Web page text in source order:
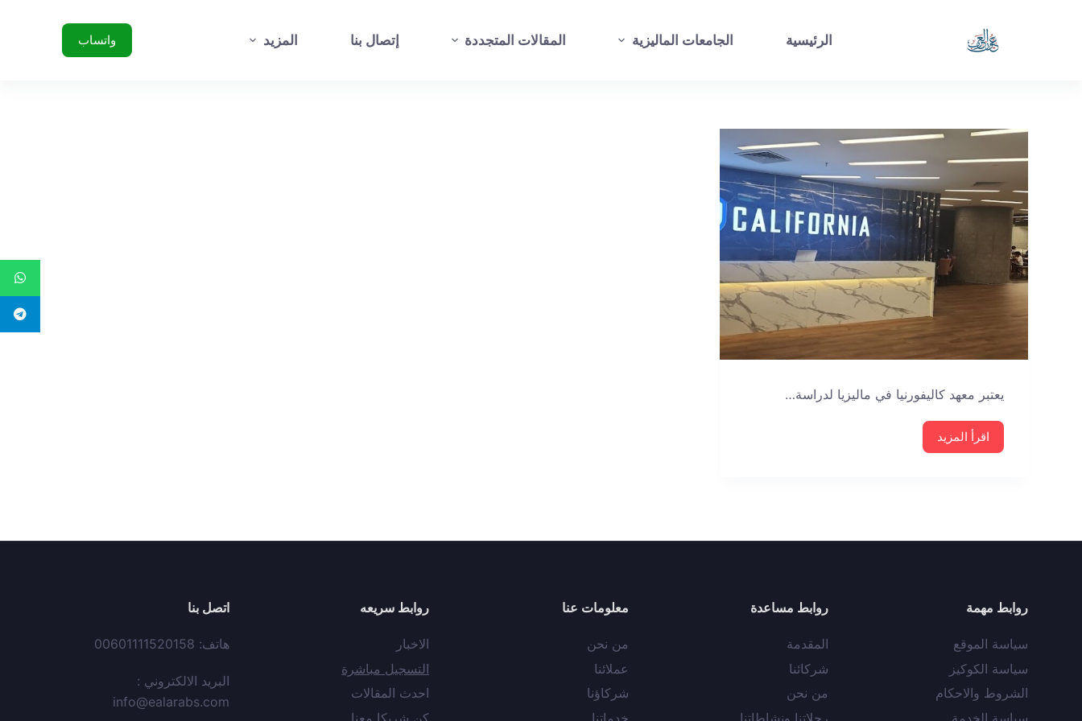
م
ت
و
الرئيسية الجامعات الماليزية المقالات المتجددة إتصال بنا المزيد واتساب
يعتبر معهد كاليفورنيا في ماليزيا لدراسة…
اقرأ المزيد
روابط مهمة
سياسة الموقع
سياسة الكوكيز
الشروط والاحكام
روابط مساعدة
المقدمة
شركائنا
من نحن
معلومات عنا
من نحن
عملائنا
شركاؤنا
روابط سريعه
الاخبار
التسجيل مباشرة
احدث المقالات
اتصل بنا
هاتف: 00601111520158
البريد الالكتروني :
info@ealarabs.com